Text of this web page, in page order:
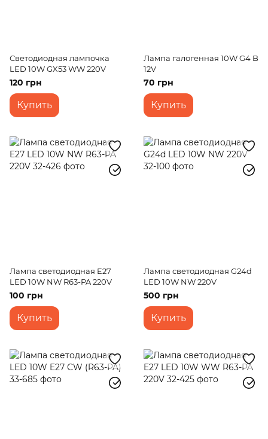
Светодиодная лампочка
LED 10W GX53 WW 220V
120 грн
Купить
Лампа галогенная 10W G4 B
12V
70 грн
Купить
Лампа светодиодная E27
LED 10W NW R63-PA 220V
100 грн
Купить
Лампа светодиодная G24d
LED 10W NW 220V
500 грн
Купить